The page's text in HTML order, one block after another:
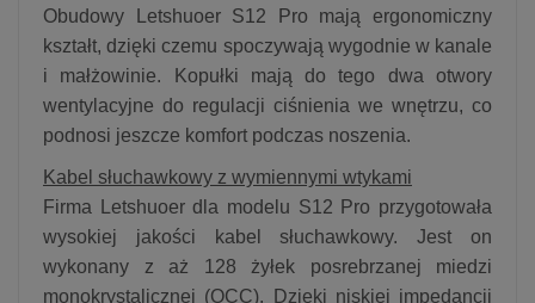
Obudowy Letshuoer S12 Pro mają ergonomiczny
kształt, dzięki czemu spoczywają wygodnie w kanale
i małżowinie. Kopułki mają do tego dwa otwory
wentylacyjne do regulacji ciśnienia we wnętrzu, co
podnosi jeszcze komfort podczas noszenia.
Kabel słuchawkowy z wymiennymi wtykami
Firma Letshuoer dla modelu S12 Pro przygotowała
wysokiej jakości kabel słuchawkowy. Jest on
wykonany z aż 128 żyłek posrebrzanej miedzi
monokrystalicznej (OCC). Dzięki niskiej impedancji